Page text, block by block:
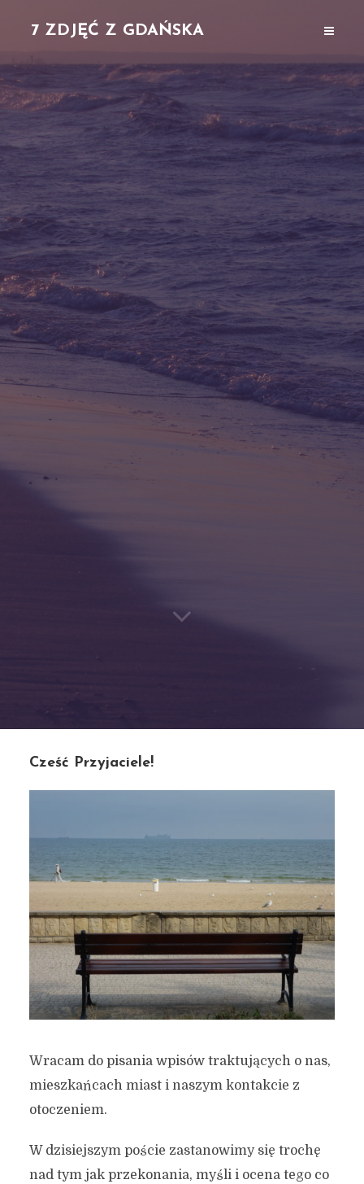
7 ZDJĘĆ Z GDAŃSKA
Cześć Przyjaciele!
Wracam do pisania wpisów traktujących o nas,
mieszkańcach miast i naszym kontakcie z
otoczeniem.
W dzisiejszym poście zastanowimy się trochę
nad tym jak przekonania, myśli i ocena tego co